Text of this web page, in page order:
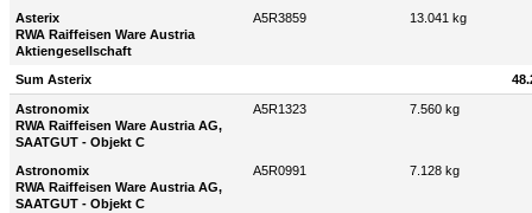
Asterix
RWA Raiffeisen Ware Austria
Aktiengesellschaft
A5R3859 13.041 kg
Sum Asterix
Astronomix
RWA Raiffeisen Ware Austria AG,
SAATGUT - Objekt C
A5R1323 7.560 kg
Astronomix
RWA Raiffeisen Ware Austria AG,
SAATGUT - Objekt C
A5R0991 7.128 kg